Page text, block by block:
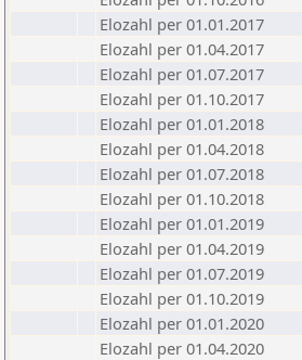
Elozahl per 01.01.2017
Elozahl per 01.04.2017
Elozahl per 01.07.2017
Elozahl per 01.10.2017
Elozahl per 01.01.2018
Elozahl per 01.04.2018
Elozahl per 01.07.2018
Elozahl per 01.10.2018
Elozahl per 01.01.2019
Elozahl per 01.04.2019
Elozahl per 01.07.2019
Elozahl per 01.10.2019
Elozahl per 01.01.2020
Elozahl per 01.04.2020